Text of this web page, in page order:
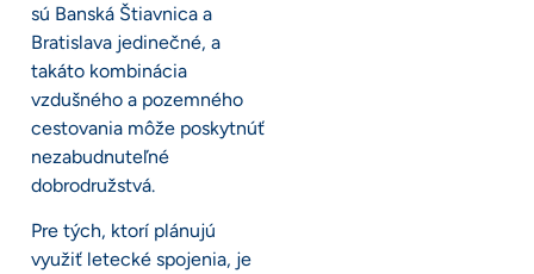
sú Banská Štiavnica a
Bratislava jedinečné, a
takáto kombinácia
vzdušného a pozemného
cestovania môže poskytnúť
nezabudnuteľné
dobrodružstvá.
Pre tých, ktorí plánujú
využiť letecké spojenia, je